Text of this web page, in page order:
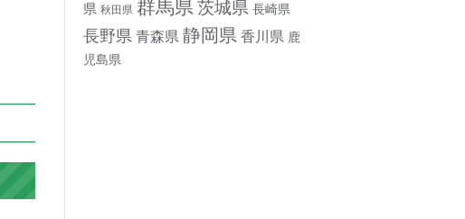
県 秋田県 群馬県 茨城県 長崎県
長野県 青森県 静岡県 香川県 鹿
児島県